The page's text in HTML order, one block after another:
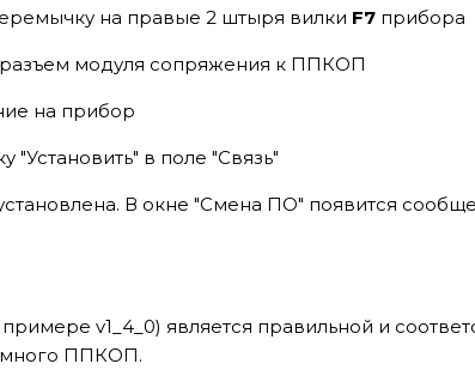
на правые 2 штыря вилки F7 прибора
модуля сопряжения к ППКОП
на прибор
"Установить" в поле "Связь"
В окне "Смена ПО" появится
v1_4_0) является правильной и
ППКОП.